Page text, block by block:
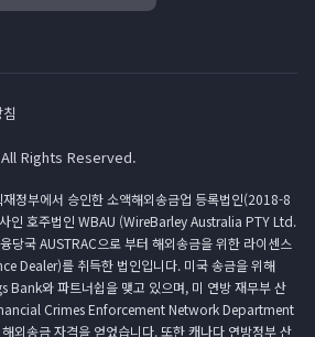
Rights Reserved.
정부에서 승인한 소액해외송금업 등록법인(2018-8
인 호주법인 WBAU (WireBarley Australia PTY Ltd.
국 AUSTRAC으로 부터 해외송금을 위한 라이센스
Dealer)를 취득한 법인입니다. 미국 송금을 위해
와 파트너쉽을 맺고 있으며, 미 연방 재무부 산
Crimes Enforcement Network Department
외송금 자격을 얻었습니다. 또한 캐나다 연방정부 산